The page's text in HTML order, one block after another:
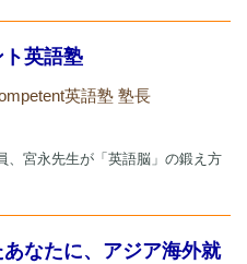
英語塾
英語塾 塾長
、宮永先生が「英語脳」の鍛え方
あなたに、アジア海外就